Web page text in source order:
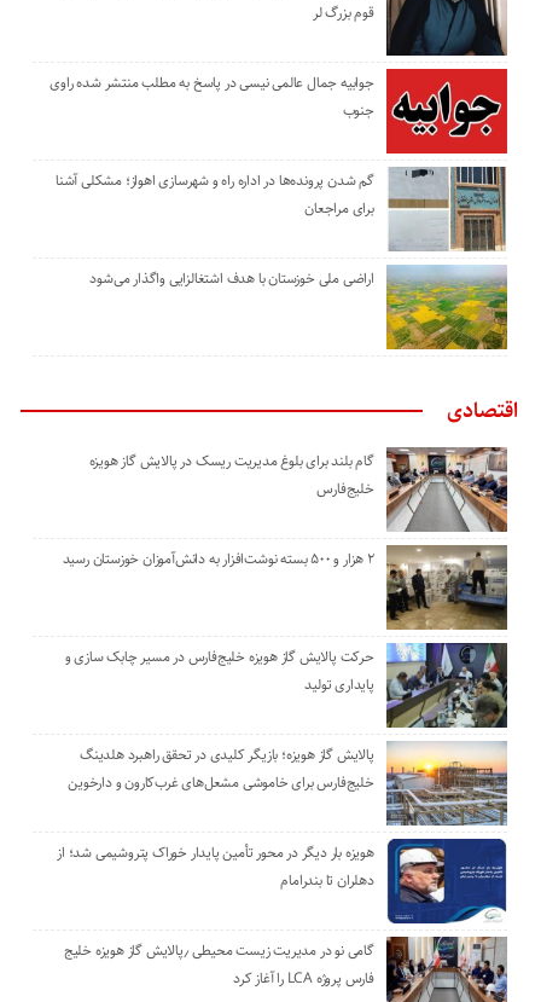
قوم بزرگ لر
جوابیه جمال عالمی نیسی در پاسخ به مطلب منتشر شده راوی
جنوب
گم شدن پرونده‌ها در اداره راه و شهرسازی اهواز؛ مشکلی آشنا
برای مراجعان
اراضی ملی خوزستان با هدف اشتغالزایی واگذار می‌شود
اقتصادی
گام بلند برای بلوغ مدیریت ریسک در پالایش گاز هویزه
خلیج‌فارس
۲ هزار و ۵۰۰ بسته نوشت‌افزار به دانش‌آموزان خوزستان رسید
حرکت پالایش گاز هویزه خلیج‌فارس در مسیر چابک سازی و
پایداری تولید
پالایش گاز هویزه؛ بازیگر کلیدی در تحقق راهبرد هلدینگ
خلیج‌فارس برای خاموشی مشعل‌های غرب‌کارون و دارخوین
هویزه بار دیگر در محور تأمین پایدار خوراک پتروشیمی شد؛ از
دهلران تا بندرامام
گامی نو در مدیریت زیست ‌محیطی ٫پالایش گاز هویزه خلیج
‌فارس پروژه LCA را آغاز کرد